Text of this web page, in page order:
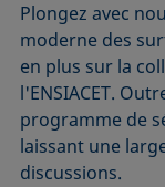
Plongez avec
moderne des
en plus sur la
l'ENSIACET.
programme de
laissant une
discussions.